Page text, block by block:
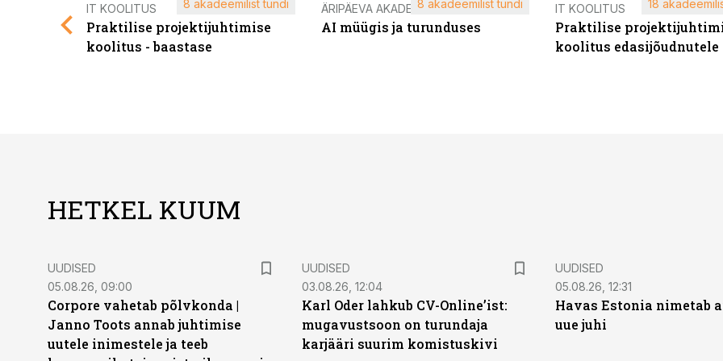
IT KOOLITUS
Praktilise projektijuhtimise
koolitus - baastase
8 akadeemilist tundi ÄRIPÄEVA AKADEEMIA
AI müügis ja turunduses
8 akadeemilist tundi IT KOOLITUS
Praktilise
koolitus edasijõudnutele
18
HETKEL KUUM
UUDISED
05.08.26, 09:00
Corpore vahetab põlvkonda |
Janno Toots annab juhtimise
uutele inimestele ja teeb
UUDISED
03.08.26, 12:04
Karl Oder lahkub CV-Online’ist:
mugavustsoon on turundaja
karjääri suurim komistuskivi
UUDISED
05.08.26, 12:31
Havas Estonia nimetab
uue juhi